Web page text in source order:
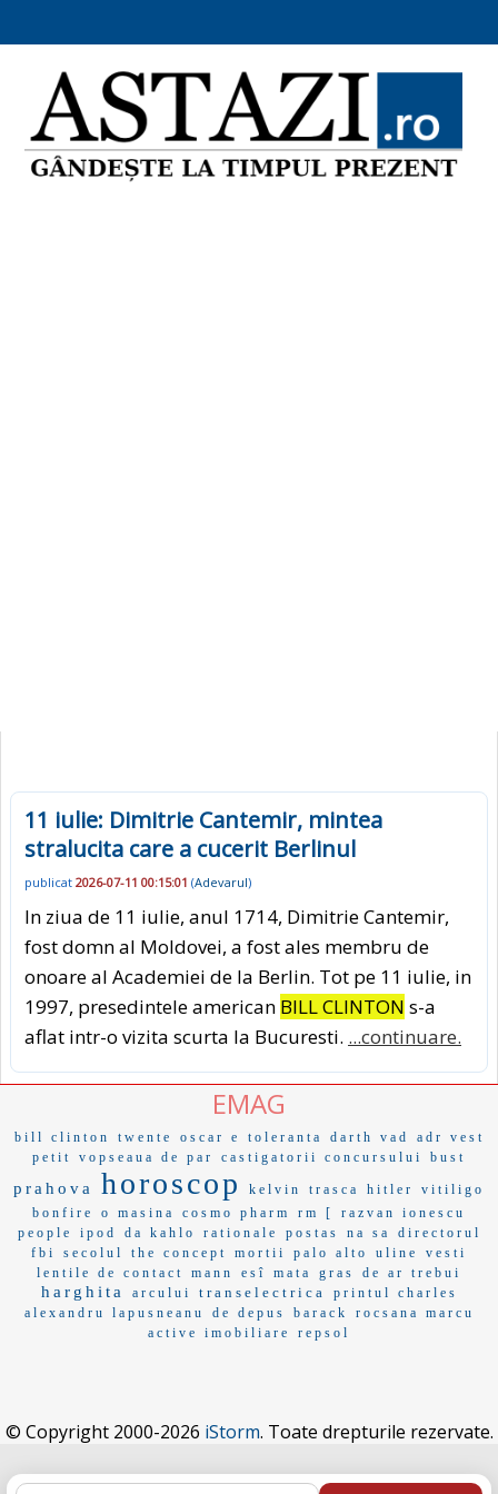
11 iulie: Dimitrie Cantemir, mintea
stralucita care a cucerit Berlinul
publicat 2026-07-11 00:15:01 (Adevarul)
In ziua de 11 iulie, anul 1714, Dimitrie Cantemir,
fost domn al Moldovei, a fost ales membru de
onoare al Academiei de la Berlin. Tot pe 11 iulie, in
1997, presedintele american BILL CLINTON s-a
aflat intr-o vizita scurta la Bucuresti. ...continuare.
EMAG
bill clinton twente oscar e toleranta darth vad
adr vest
petit
vopseaua de par castigatorii concursului bust
prahova horoscop kelvin trasca hitler
vitiligo
bonfire
o masina cosmo pharm rm [
razvan ionescu
people
ipod da kahlo rationale postas na sa
directorul
fbi
secolul the concept mortii palo alto uline
vesti
lentile de contact
mann esî mata gras de ar trebui
harghita arcului transelectrica
printul charles
alexandru lapusneanu
de depus barack
rocsana marcu
active imobiliare
repsol
© Copyright 2000-2026 iStorm. Toate drepturile rezervate.